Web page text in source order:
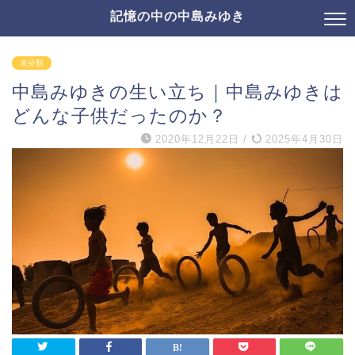
記憶の中の中島みゆき
未分類
中島みゆきの生い立ち｜中島みゆきは
どんな子供だったのか？
2020年12月22日 / 2025年4月30日